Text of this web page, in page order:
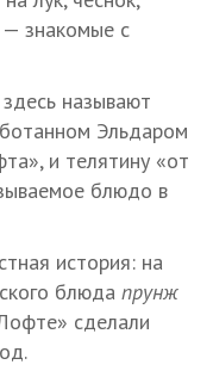
— знакомые с
называют
Эльдаром
и телятину «от
блюдо в
история: на
блюда прунж
сделали